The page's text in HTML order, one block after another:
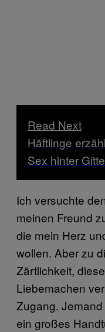
Read Next
Häftlinge
Sex hinter
Ich versuchte
meinen Freund
die mein Herz
wollen. Aber zu
Zärtlichkeit,
Liebemachen
Zugang.
ein großes